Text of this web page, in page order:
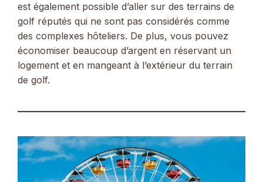
est également possible d’aller sur des terrains de
golf réputés qui ne sont pas considérés comme
des complexes hôteliers. De plus, vous pouvez
économiser beaucoup d’argent en réservant un
logement et en mangeant à l’extérieur du terrain
de golf.